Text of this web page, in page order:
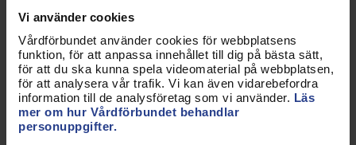
Vi använder cookies
Vårdförbundet använder cookies för webbplatsens
funktion, för att anpassa innehållet till dig på bästa sätt,
för att du ska kunna spela videomaterial på webbplatsen,
för att analysera vår trafik. Vi kan även vidarebefordra
information till de analysföretag som vi använder. Läs
mer om hur Vårdförbundet behandlar
personuppgifter.
med pensionsavsättningarna, med lite olika
utformning beroende på avtal. Läs mer om det på
vår hemsida.
Kompetensförsörjningen i sjukvården.Under
Almedalsveckan lyfte vi som förbund
kompetensförsörjningen lite extra. Under rubriken